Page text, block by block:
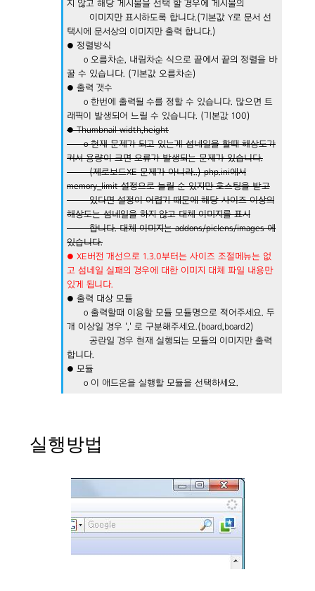
지 않고 해당 게시물을 선택 할 경우에 게시물의
이미지만 표시하도록 합니다.(기본값 Y로 문서 선
택시에 문서상의 이미지만 출력 합니다.)
● 정렬방식
o 오름차순, 내림차순 식으로 끝에서 끝의 정렬을 바
꿀 수 있습니다. (기본값 오름차순)
● 출력 갯수
o 한번에 출력될 수를 정할 수 있습니다. 많으면 트
래픽이 발생되어 느릴 수 있습니다. (기본값 100)
● Thumbnail width,height
o 현재 문제가 되고 있는게 섬네일을 할때 해상도가
커서 용량이 크면 오류가 발생되는 문제가 있습니다.
(제로보드XE 문제가 아니라..) php.ini에서
memory_limit 설정으로 늘릴 순 있지만 호스팅을 받고
있다면 설정이 어렵기 때문에 해당 사이즈 이상의
해상도는 섬네일을 하지 않고 대체 이미지를 표시
합니다. 대체 이미지는 addons/piclens/images 에
있습니다.
● XE버전 개선으로 1.3.0부터는 사이즈 조절메뉴는 없
고 섬네일 실패의 경우에 대한 이미지 대체 파일 내용만
있게 됩니다.
● 출력 대상 모듈
o 출력할때 이용할 모듈 모듈명으로 적어주세요. 두
개 이상일 경우 ',' 로 구분해주세요.(board,board2)
공란일 경우 현재 실행되는 모듈의 이미지만 출력
합니다.
● 모듈
o 이 애드온을 실행할 모듈을 선택하세요.
실행방법